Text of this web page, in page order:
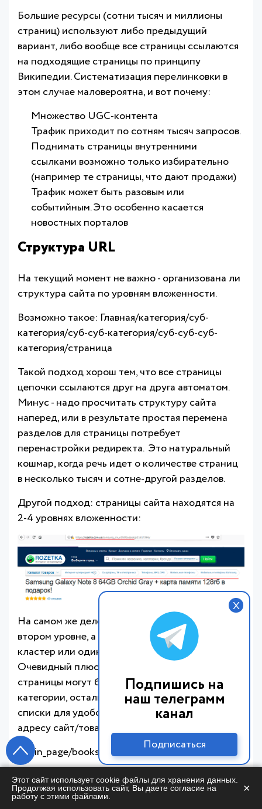
Большие ресурсы (сотни тысяч и миллионы
страниц) используют либо предыдущий
вариант, либо вообще все страницы ссылаются
на подходящие страницы по принципу
Википедии. Систематизация перелинковки в
этом случае маловероятна, и вот почему:
Множество UGC-контента
Трафик приходит по сотням тысяч запросов.
Поднимать страницы внутренними
ссылками возможно только избирательно
(например те страницы, что дают продажи)
Трафик может быть разовым или
событийным. Это особенно касается
новостных порталов
Структура URL
На текущий момент не важно - организована ли
структура сайта по уровням вложенности.
Возможно такое: Главная/категория/суб-
категория/суб-суб-категория/суб-суб-суб-
категория/страница
Такой подход хорош тем, что все страницы
цепочки ссылаются друг на друга автоматом.
Минус - надо просчитать структуру сайта
наперед, или в результате простая перемена
разделов для страницы потребует
перенастройки редиректа. Это натуральный
кошмар, когда речь идет о количестве страниц
в несколько тысяч и сотне-другой разделов.
Другой подход: страницы сайта находятся на
2-4 уровнях вложенности:
На самом же деле, товар располагается на
втором уровне, а блок /р выдает или текущий
кластер или один из параметров магазина.
Очевидный плюс этого способа - важные
страницы могут быть в пределах вообще одной
категории, остальные же страницы выдают
списки для удобства. Пусть товары лежат по
адресу сайт/товар№22333, а категории вида:
main_page/books/
main_page/books/fantastica
main_page/books/fantastica/russian
Подпишись на
наш телеграмм
канал
Подписаться
X
Этот сайт использует cookie файлы для хранения данных.
Продолжая использовать сайт, Вы даете согласие на
работу с этими файлами.
×